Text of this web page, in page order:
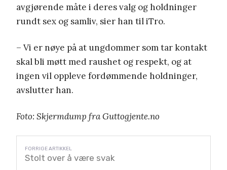
avgjørende måte i deres valg og holdninger
rundt sex og samliv, sier han til iTro.
– Vi er nøye på at ungdommer som tar kontakt
skal bli møtt med raushet og respekt, og at
ingen vil oppleve fordømmende holdninger,
avslutter han.
Foto: Skjermdump fra Guttogjente.no
Stolt over å være svak